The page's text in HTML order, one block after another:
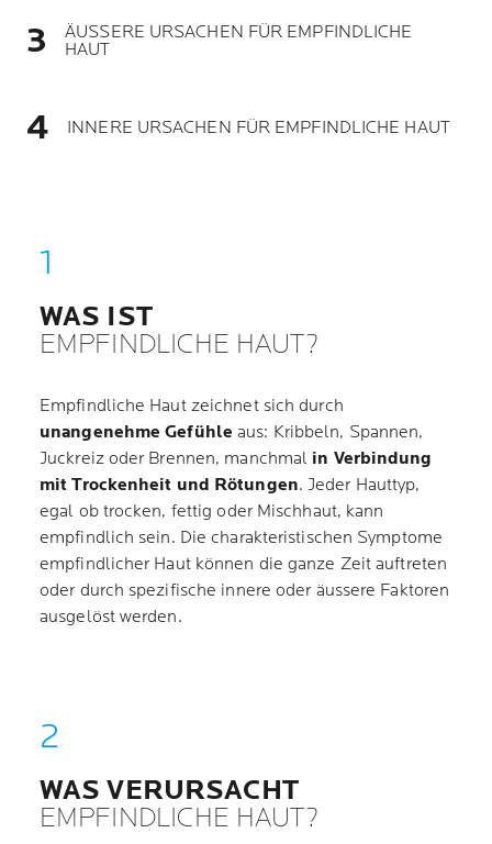
ÄUSSERE URSACHEN FÜR EMPFINDLICHE
HAUT
INNERE URSACHEN FÜR EMPFINDLICHE HAUT
WAS IST
EMPFINDLICHE HAUT?
Empfindliche Haut zeichnet sich durch
unangenehme Gefühle aus: Kribbeln, Spannen,
Juckreiz oder Brennen, manchmal in Verbindung
mit Trockenheit und Rötungen. Jeder Hauttyp,
egal ob trocken, fettig oder Mischhaut, kann
empfindlich sein. Die charakteristischen Symptome
empfindlicher Haut können die ganze Zeit auftreten
oder durch spezifische innere oder äussere Faktoren
ausgelöst werden.
WAS VERURSACHT
EMPFINDLICHE HAUT?